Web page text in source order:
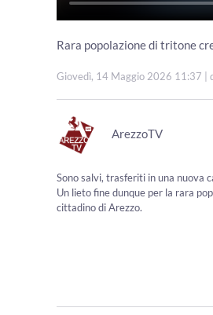
Rara popolazione di tritone
Giovedì, 14 Maggio 2026 11:37 |
ArezzoTV
Sono salvi, trasferiti in una nuova
Un lieto fine dunque per la rara
cittadino di Arezzo.